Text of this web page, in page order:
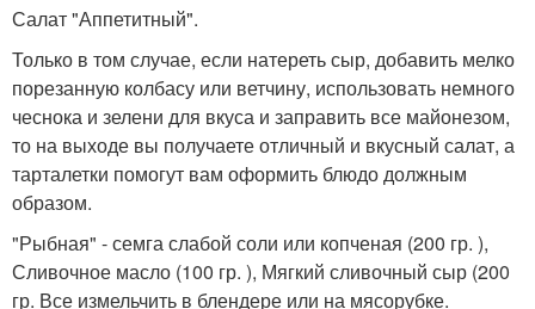
Салат "Аппетитный".
Только в том случае, если натереть сыр, добавить мелко
порезанную колбасу или ветчину, использовать немного
чеснока и зелени для вкуса и заправить все майонезом,
то на выходе вы получаете отличный и вкусный салат, а
тарталетки помогут вам оформить блюдо должным
образом.
"Рыбная" - семга слабой соли или копченая (200 гр. ),
Сливочное масло (100 гр. ), Мягкий сливочный сыр (200
гр. Все измельчить в блендере или на мясорубке.